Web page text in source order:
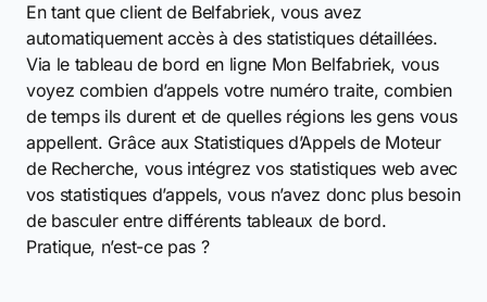
En tant que client de Belfabriek, vous avez
automatiquement accès à des statistiques détaillées.
Via le tableau de bord en ligne Mon Belfabriek, vous
voyez combien d’appels votre numéro traite, combien
de temps ils durent et de quelles régions les gens vous
appellent. Grâce aux Statistiques d’Appels de Moteur
de Recherche, vous intégrez vos statistiques web avec
vos statistiques d’appels, vous n’avez donc plus besoin
de basculer entre différents tableaux de bord.
Pratique, n’est-ce pas ?